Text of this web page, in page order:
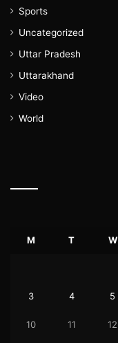
Sports
Uncategorized
Uttar Pradesh
Uttarakhand
Video
World
M T W
3 4 5
10 11 12